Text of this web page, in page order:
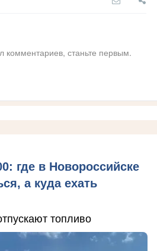
комментариев, станьте первым.
где в Новороссийске
а куда ехать
топливо